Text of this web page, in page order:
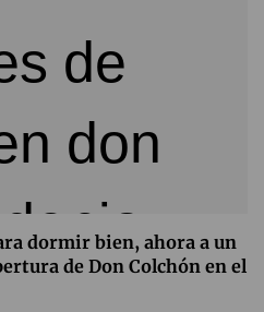
dormir bien, ahora a un
de Don Colchón en el